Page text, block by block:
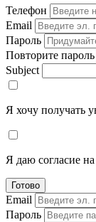
Телефон
Email
Пароль
Повторите пароль
Subject
Я хочу получать
Я даю согласие на
Готово
Email
Пароль